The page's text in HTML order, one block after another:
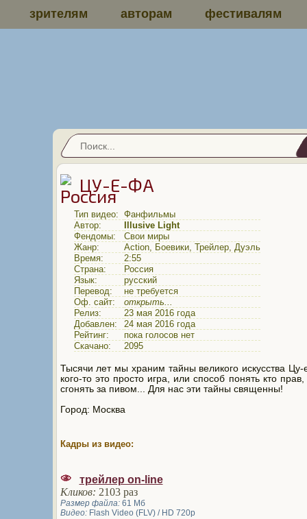
зрителям авторам фестивалям
ЦУ-Е-ФА
Тип видео: Фанфильмы
Автор:
Illusive Light
Фендомы:
Свои миры
Жанр:
Action, Боевики, Трейлер, Дуэль
Время:
2:55
Страна:
Россия
Язык:
русский
Перевод:
не требуется
Оф. сайт:
открыть...
Релиз:
23 мая 2016 года
Добавлен:
24 мая 2016 года
Рейтинг:
пока голосов нет
Скачано:
2095
Тысячи лет мы храним тайны великого искусства
кого-то это просто игра, или способ понять кто
сгонять за пивом... Для нас эти тайны священны!
Город: Москва
Кадры из видео:
трейлер on-line
Кликов: 2103 раз
Размер файла:61 Мб
Видео:Flash Video (FLV) / HD 720p